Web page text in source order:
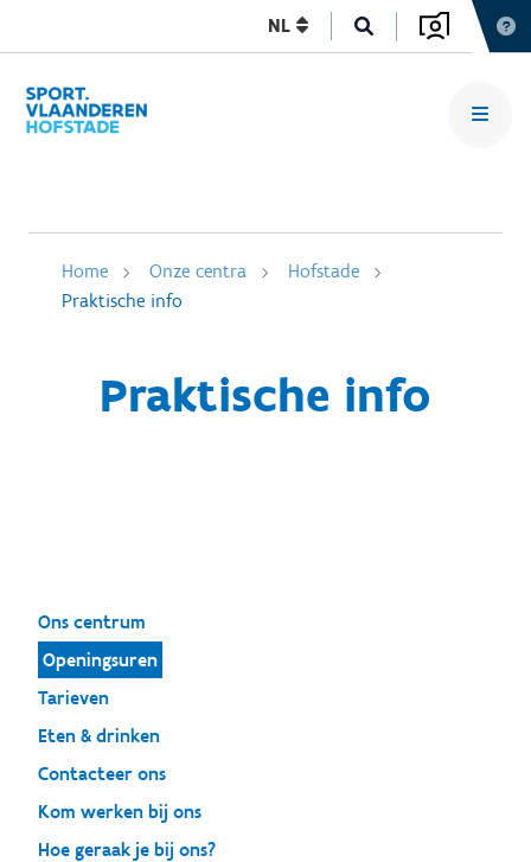
NL
Home Onze centra
Hofstade
Praktische info
Praktische info
Ons centrum
Openingsuren
Tarieven
Eten & drinken
Contacteer ons
Kom werken bij ons
Hoe geraak je bij ons?